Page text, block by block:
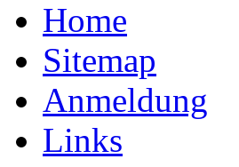
Home
Sitemap
Anmeldung
Links